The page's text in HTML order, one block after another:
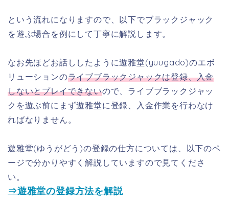
という流れになりますので、以下でブラックジャック
を遊ぶ場合を例にして丁寧に解説します。
なお先ほどお話ししたように遊雅堂(yuugado)のエボ
リューションのライブブラックジャックは登録、入金
しないとプレイできないので、ライブブラックジャッ
クを遊ぶ前にまず遊雅堂に登録、入金作業を行わなけ
ればなりません。
遊雅堂(ゆうがどう)の登録の仕方については、以下のペ
ージで分かりやすく解説していますので見てくださ
い。
⇒遊雅堂の登録方法を解説